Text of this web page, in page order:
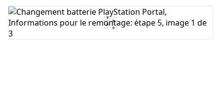
Ajouter un commentaire